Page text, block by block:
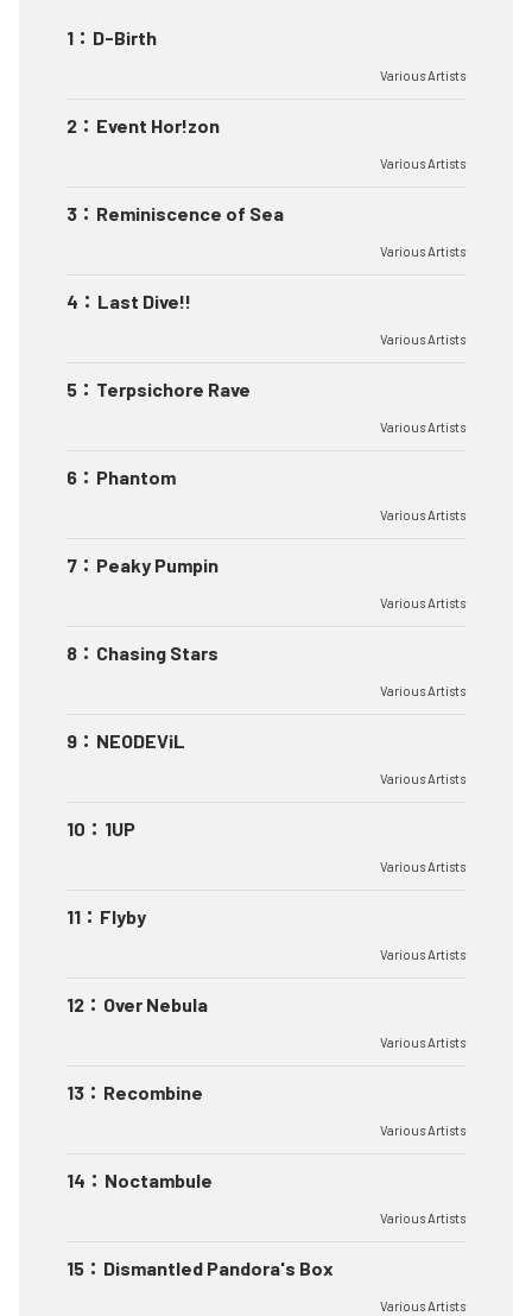
1 ： D-Birth
Various Artists
2 ： Event Hor!zon
Various Artists
3 ： Reminiscence of Sea
Various Artists
4 ： Last Dive!!
Various Artists
5 ： Terpsichore Rave
Various Artists
6 ： Phantom
Various Artists
7 ： Peaky Pumpin
Various Artists
8 ： Chasing Stars
Various Artists
9 ： NEODEViL
Various Artists
10 ： 1UP
Various Artists
11 ： Flyby
Various Artists
12 ： Over Nebula
Various Artists
13 ： Recombine
Various Artists
14 ： Noctambule
Various Artists
15 ： Dismantled Pandora's Box
Various Artists